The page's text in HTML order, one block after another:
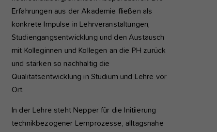
Erfahrungen aus der Akademie fließen als
konkrete Impulse in Lehrveranstaltungen,
Studiengangsentwicklung und den Austausch
mit Kolleginnen und Kollegen an die PH zurück
und stärken so nachhaltig die
Qualitätsentwicklung in Studium und Lehre vor
Ort.
In der Lehre steht Nepper für die Initiierung
technikbezogener Lernprozesse, alltagsnahe